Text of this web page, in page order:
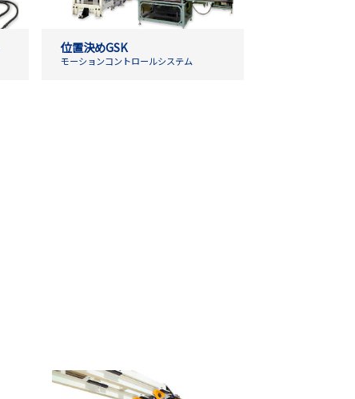
位置決めGSK
モーションコントロールシステム